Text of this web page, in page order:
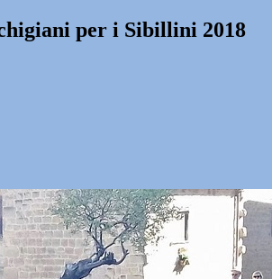
per i Sibillini 2018